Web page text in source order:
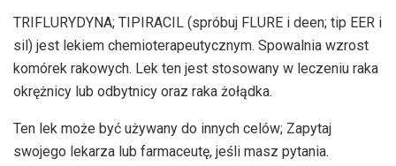
TRIFLURYDYNA; TIPIRACIL (spróbuj FLURE i deen; tip EER i
sil) jest lekiem chemioterapeutycznym. Spowalnia wzrost
komórek rakowych. Lek ten jest stosowany w leczeniu raka
okrężnicy lub odbytnicy oraz raka żołądka.
Ten lek może być używany do innych celów; Zapytaj
swojego lekarza lub farmaceutę, jeśli masz pytania.